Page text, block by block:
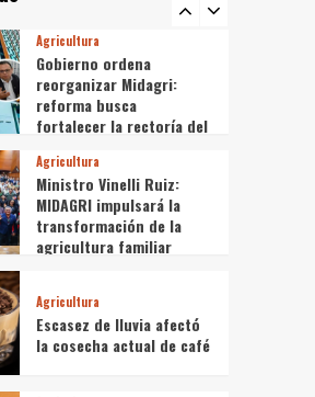
de la
7 mil toneladas en los
Agricultura
Gobierno ordena
reorganizar Midagri:
reforma busca
fortalecer la rectoría del
Agricultura
Ministro Vinelli Ruiz:
MIDAGRI impulsará la
transformación de la
agricultura familiar
Agricultura
Escasez de lluvia afectó
la cosecha actual de café